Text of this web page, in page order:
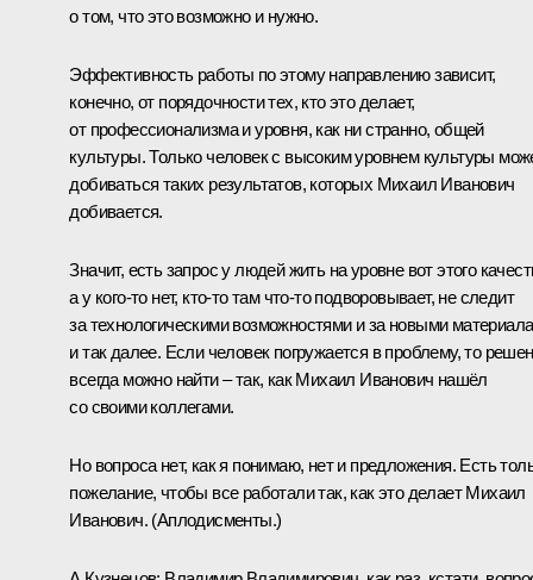
о том, что это возможно и нужно.
Эффективность работы по этому направлению зависит,
конечно, от порядочности тех, кто это делает,
от профессионализма и уровня, как ни странно, общей
культуры. Только человек с высоким уровнем культуры
добиваться таких результатов, которых Михаил Иванович
добивается.
Значит, есть запрос у людей жить на уровне вот этого
а у кого‑то нет, кто‑то там что‑то подворовывает, не следит
за технологическими возможностями и за новыми
и так далее. Если человек погружается в проблему, то
всегда можно найти – так, как Михаил Иванович нашёл
со своими коллегами.
Но вопроса нет, как я понимаю, нет и предложения. Есть
пожелание, чтобы все работали так, как это делает Михаил
Иванович. (Аплодисменты.)